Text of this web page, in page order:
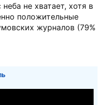
не хватает, хотя в
положительные
журналов (79%